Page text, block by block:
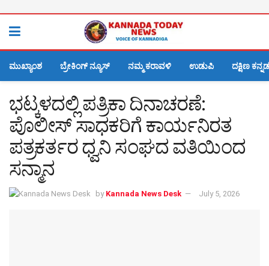
ಮುಖ್ಯಾಂಶ ಬ್ರೇಕಿಂಗ್ ನ್ಯೂಸ್ ನಮ್ಮ ಕರಾವಳಿ ಉಡುಪಿ ದಕ್ಷಿಣ ಕನ್ನಡ
ಭಟ್ಕಳದಲ್ಲಿ ಪತ್ರಿಕಾ ದಿನಾಚರಣೆ:
ಪೊಲೀಸ್ ಸಾಧಕರಿಗೆ ಕಾರ್ಯನಿರತ
ಪತ್ರಕರ್ತರ ಧ್ವನಿ ಸಂಘದ ವತಿಯಿಂದ
ಸನ್ಮಾನ
by Kannada News Desk July 5, 2026